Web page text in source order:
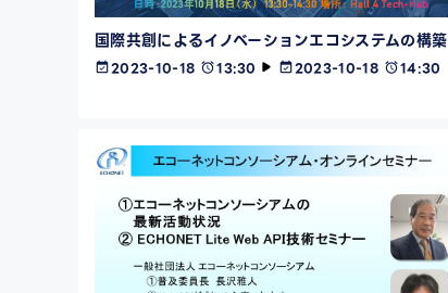
国際共創によるイノベーションエコシステムの構築
2023-10-18 13:30 2023-10-18 14:30